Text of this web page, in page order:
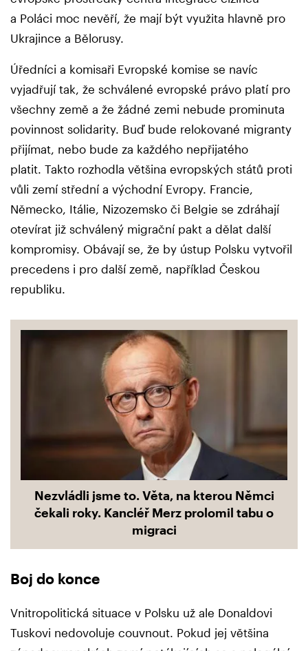
a Poláci moc nevěří, že mají být využita hlavně pro
Ukrajince a Bělorusy.
Úředníci a komisaři Evropské komise se navíc
vyjadřují tak, že schválené evropské právo platí pro
všechny země a že žádné zemi nebude prominuta
povinnost solidarity. Buď bude relokované migranty
přijímat, nebo bude za každého nepřijatého
platit. Takto rozhodla většina evropských států proti
vůli zemí střední a východní Evropy. Francie,
Německo, Itálie, Nizozemsko či Belgie se zdráhají
otevírat již schválený migrační pakt a dělat další
kompromisy. Obávají se, že by ústup Polsku vytvořil
precedens i pro další země, například Českou
republiku.
Nezvládli jsme to. Věta, na kterou Němci
čekali roky. Kancléř Merz prolomil tabu o
migraci
Boj do konce
Vnitropolitická situace v Polsku už ale Donaldovi
Tuskovi nedovoluje couvnout. Pokud jej většina